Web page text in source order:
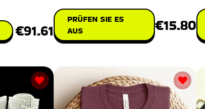
€91.61
PRÜFEN SIE ES
AUS
€15.80